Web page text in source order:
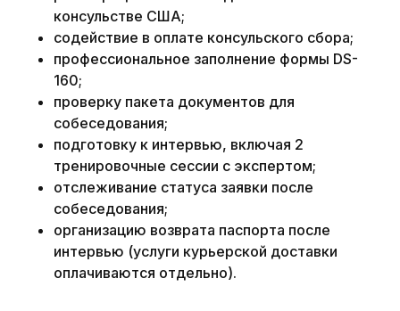
консульстве США;
содействие в оплате консульского сбора;
профессиональное заполнение формы DS-
160;
проверку пакета документов для
собеседования;
подготовку к интервью, включая 2
тренировочные сессии с экспертом;
отслеживание статуса заявки после
собеседования;
организацию возврата паспорта после
интервью (услуги курьерской доставки
оплачиваются отдельно).